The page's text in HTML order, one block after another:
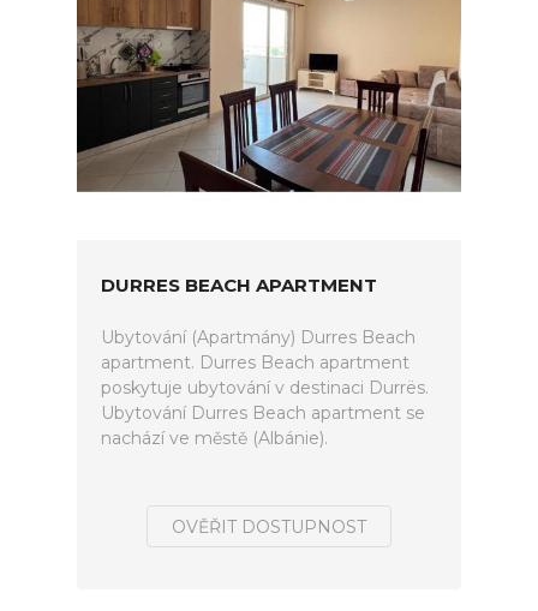
DURRES BEACH APARTMENT
Ubytování (Apartmány) Durres Beach
apartment. Durres Beach apartment
poskytuje ubytování v destinaci Durrës.
Ubytování Durres Beach apartment se
nachází ve městě (Albánie).
OVĚŘIT DOSTUPNOST